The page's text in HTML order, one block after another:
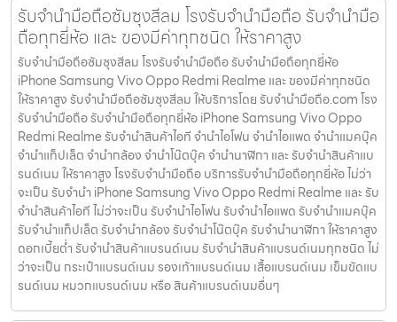
รับจำนำมือถือซัมซุงสีลม โรงรับจำนำมือถือ รับจำนำมือ
ถือทุกยี่ห้อ และ ของมีค่าทุกชนิด ให้ราคาสูง
รับจำนำมือถือซัมซุงสีลม โรงรับจำนำมือถือ รับจำนำมือถือทุกยี่ห้อ
iPhone Samsung Vivo Oppo Redmi Realme และ ของมีค่าทุกชนิด
ให้ราคาสูง รับจำนำมือถือซัมซุงสีลม ให้บริการโดย รับจํานํามือถือ.com โรง
รับจำนำมือถือ รับจำนำมือถือทุกยี่ห้อ iPhone Samsung Vivo Oppo
Redmi Realme รับจำนำสินค้าไอที จำนำไอโฟน จำนำไอแพด จำนำแมคบุ๊ค
จำนำแท็ปเล็ต จำนำกล้อง จำนำโน๊ตบุ๊ค จำนำนาฬิกา และ รับจำนำสินค้าแบ
รนด์เนม ให้ราคาสูง โรงรับจำนำมือถือ บริการรับจำนำมือถือทุกยี่ห้อ ไม่ว่า
จะเป็น รับจำนำ iPhone Samsung Vivo Oppo Redmi Realme และ รับ
จำนำสินค้าไอที ไม่ว่าจะเป็น รับจำนำไอโฟน รับจำนำไอแพด รับจำนำแมคบุ๊ค
รับจำนำแท็ปเล็ต รับจำนำกล้อง รับจำนำโน๊ตบุ๊ค รับจำนำนาฬิกา ให้ราคาสูง
ดอกเบี้ยต่ำ รับจำนำสินค้าแบรนด์เนม รับจำนำสินค้าแบรนด์เนมทุกชนิด ไม่
ว่าจะเป็น กระเป๋าแบรนด์เนม รองเท้าแบรนด์เนม เสื้อแบรนด์เนม เข็มขัดแบ
รนด์เนม หมวกแบรนด์เนม หรือ สินค้าแบรนด์เนมอื่นๆ